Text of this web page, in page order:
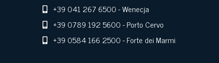
+39 041 267 6500- Wenecja
+39 0789 192 5600- Porto Cervo
+39 0584 166 2500- Forte dei Marmi